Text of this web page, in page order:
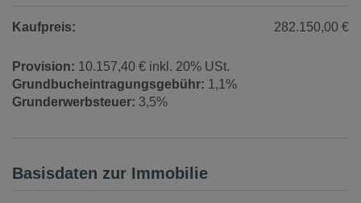
Kaufpreis: 282.150,00 €
Provision: 10.157,40 € inkl. 20% USt.
Grundbucheintragungsgebühr: 1,1%
Grunderwerbsteuer: 3,5%
Basisdaten zur Immobilie